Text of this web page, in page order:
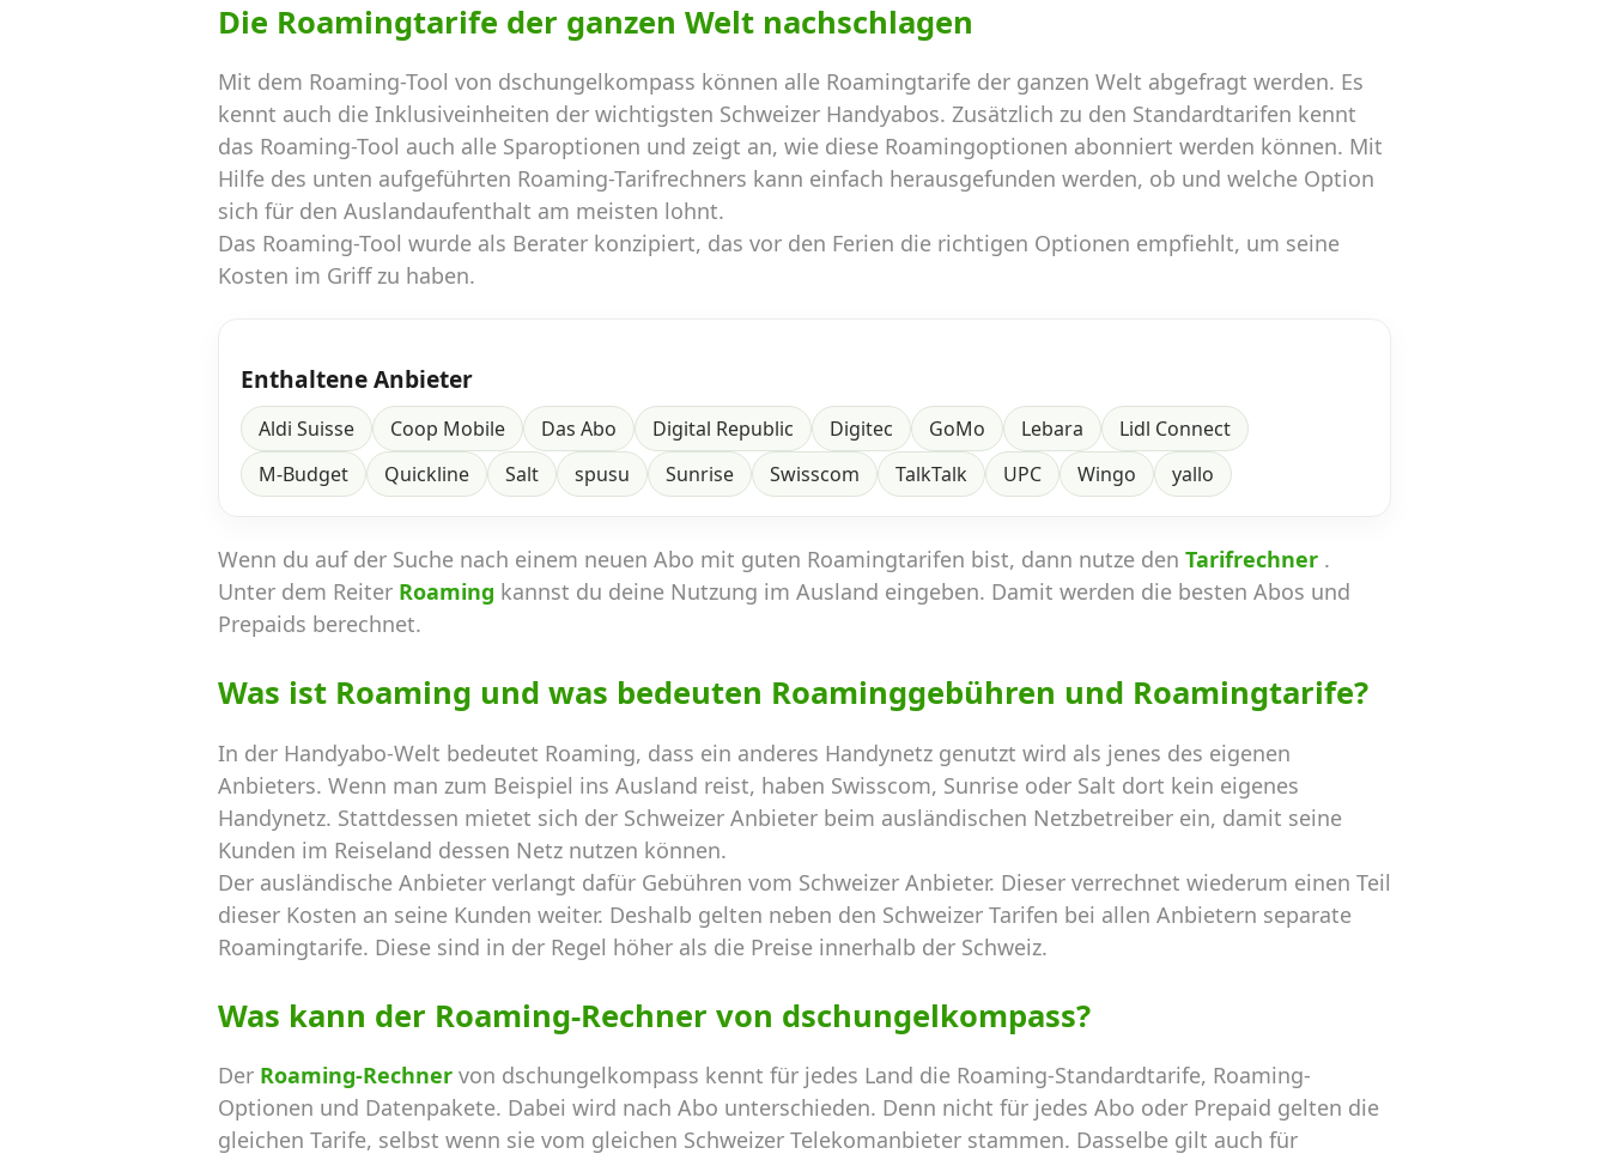
Die Roamingtarife der ganzen Welt nachschlagen
Mit dem Roaming-Tool von dschungelkompass können alle Roamingtarife der ganzen Welt abgefragt werden. Es
kennt auch die Inklusiveinheiten der wichtigsten Schweizer Handyabos. Zusätzlich zu den Standardtarifen kennt
das Roaming-Tool auch alle Sparoptionen und zeigt an, wie diese Roamingoptionen abonniert werden können. Mit
Hilfe des unten aufgeführten Roaming-Tarifrechners kann einfach herausgefunden werden, ob und welche Option
sich für den Auslandaufenthalt am meisten lohnt.
Das Roaming-Tool wurde als Berater konzipiert, das vor den Ferien die richtigen Optionen empfiehlt, um seine
Kosten im Griff zu haben.
Enthaltene Anbieter
Aldi Suisse Coop Mobile Das Abo Digital Republic Digitec GoMo Lebara
Lidl Connect
M-Budget
Quickline Salt spusu Sunrise Swisscom TalkTalk UPC Wingo yallo
Wenn du auf der Suche nach einem neuen Abo mit guten Roamingtarifen bist, dann nutze den Tarifrechner .
Unter dem Reiter Roaming kannst du deine Nutzung im Ausland eingeben. Damit werden die besten Abos und
Prepaids berechnet.
Was ist Roaming und was bedeuten Roaminggebühren und Roamingtarife?
In der Handyabo-Welt bedeutet Roaming, dass ein anderes Handynetz genutzt wird als jenes des eigenen
Anbieters. Wenn man zum Beispiel ins Ausland reist, haben Swisscom, Sunrise oder Salt dort kein eigenes
Handynetz. Stattdessen mietet sich der Schweizer Anbieter beim ausländischen Netzbetreiber ein, damit seine
Kunden im Reiseland dessen Netz nutzen können.
Der ausländische Anbieter verlangt dafür Gebühren vom Schweizer Anbieter. Dieser verrechnet wiederum einen Teil
dieser Kosten an seine Kunden weiter. Deshalb gelten neben den Schweizer Tarifen bei allen Anbietern separate
Roamingtarife. Diese sind in der Regel höher als die Preise innerhalb der Schweiz.
Was kann der Roaming-Rechner von dschungelkompass?
Der Roaming-Rechner von dschungelkompass kennt für jedes Land die Roaming-Standardtarife, Roaming-
Optionen und Datenpakete. Dabei wird nach Abo unterschieden. Denn nicht für jedes Abo oder Prepaid gelten die
gleichen Tarife, selbst wenn sie vom gleichen Schweizer Telekomanbieter stammen. Dasselbe gilt auch für